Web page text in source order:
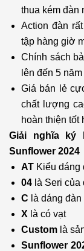
thua kém đàn
Action đàn
tập hàng giờ
Chính sách
lên đến 5 năm
Giá bán lẻ
chất lượng
hoàn thiện tốt
Giải nghĩa ký
Sunflower 2024
AT Kiểu dáng
04 là Seri của
C là dáng
X là có vạt
Custom là
Sunflower